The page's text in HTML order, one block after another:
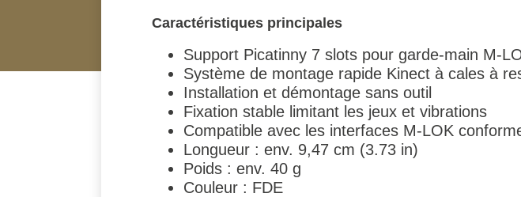
Caractéristiques principales
Support Picatinny 7 slots pour garde-main M-
Système de montage rapide Kinect à cales à
Installation et démontage sans outil
Fixation stable limitant les jeux et vibrations
Compatible avec les interfaces M-LOK
Longueur : env. 9,47 cm (3.73 in)
Poids : env. 40 g
Couleur : FDE